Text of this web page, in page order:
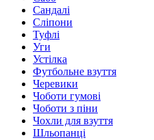
Сандалі
Сліпони
Туфлі
Уги
Устілка
Футбольне взуття
Черевики
Чоботи гумові
Чоботи з піни
Чохли для взуття
Шльопанці